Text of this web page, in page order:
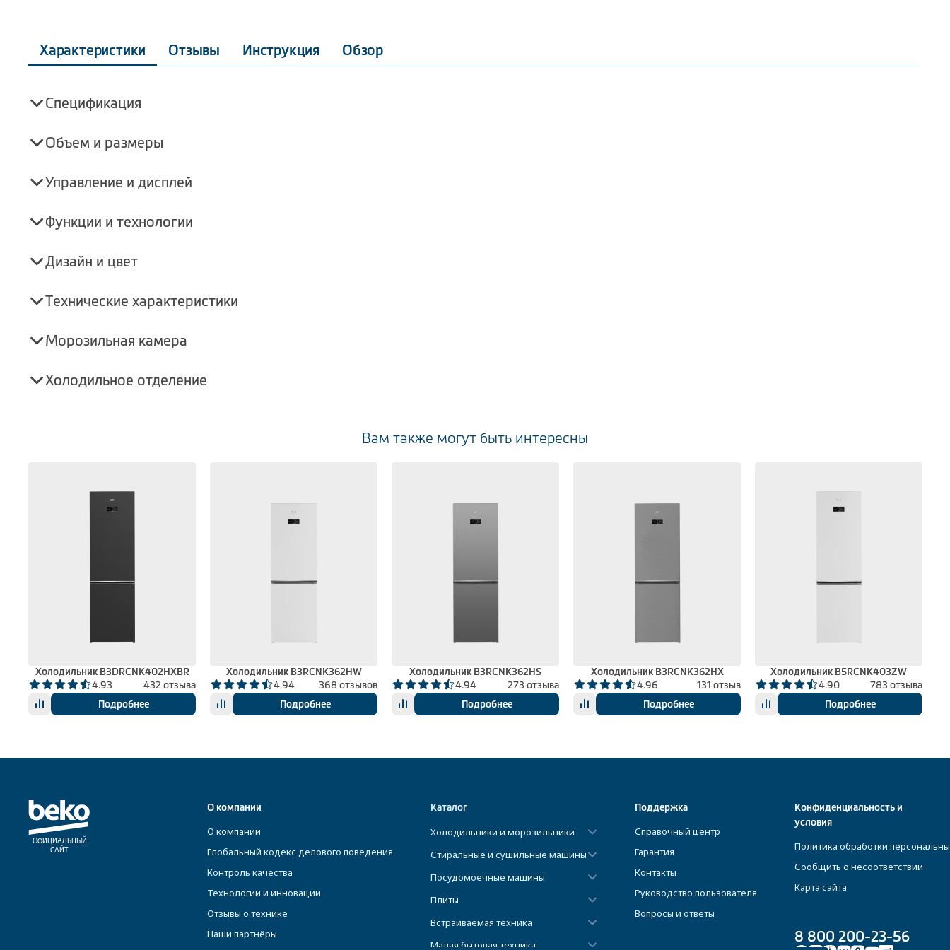
Характеристики Отзывы Инструкция Обзор
Спецификация
Объем и размеры
Управление и дисплей
Функции и технологии
Дизайн и цвет
Технические характеристики
Морозильная камера
Холодильное отделение
Вам также могут быть интересны
Холодильник B3DRCNK402HXBR
4.93
432 отзыва
Подробнее
Холодильник B3RCNK362HW
4.94
368 отзывов
Подробнее
Холодильник B3RCNK362HS
4.94
273 отзыва
Подробнее
Холодильник B3RCNK362HX
4.96
131 отзыв
Подробнее
Холодильник B5RCNK403ZW
4.90
783 отзыва
Подробнее
ОФИЦИАЛЬНЫЙ
САЙТ
О компании
О компании
Глобальный кодекс делового поведения
Контроль качества
Технологии и инновации
Отзывы о технике
Наши партнёры
Каталог
Холодильники и морозильники
Стиральные и сушильные машины
Посудомоечные машины
Плиты
Встраиваемая техника
Малая бытовая техника
Поддержка
Справочный центр
Гарантия
Контакты
Руководство пользователя
Вопросы и ответы
Конфиденциальность и
условия
Политика обработки
Сообщить о несоответствии
Карта сайта
8 800 200-23-56